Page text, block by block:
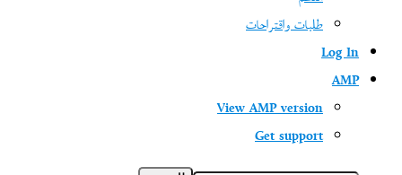
طلبات واقتراحات
Log In
AMP
View AMP version
Get support